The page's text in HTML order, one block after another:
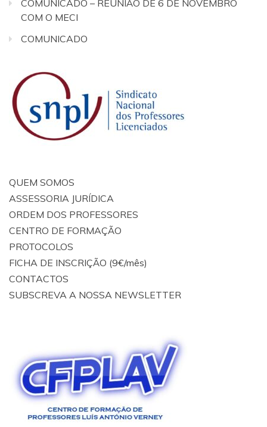
COMUNICADO – REUNIÃO DE 6 DE NOVEMBRO
COM O MECI
COMUNICADO
QUEM SOMOS
ASSESSORIA JURÍDICA
ORDEM DOS PROFESSORES
CENTRO DE FORMAÇÃO
PROTOCOLOS
FICHA DE INSCRIÇÃO (9€/mês)
CONTACTOS
SUBSCREVA A NOSSA NEWSLETTER